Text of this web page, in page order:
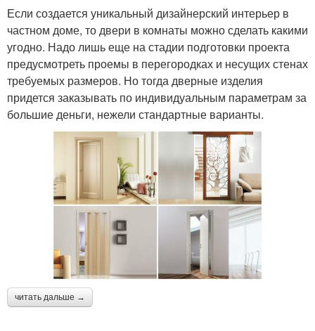
Если создается уникальный дизайнерский интерьер в
частном доме, то двери в комнаты можно сделать какими
угодно. Надо лишь еще на стадии подготовки проекта
предусмотреть проемы в перегородках и несущих стенах
требуемых размеров. Но тогда дверные изделия
придется заказывать по индивидуальным параметрам за
большие деньги, нежели стандартные варианты.
читать дальше →